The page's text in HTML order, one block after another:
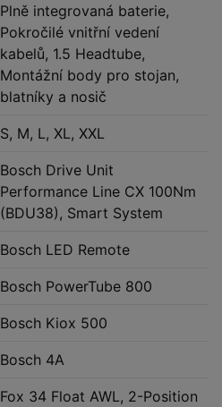
Plně integrovaná baterie,
Pokročilé vnitřní vedení
kabelů, 1.5 Headtube,
Montážní body pro stojan,
blatníky a nosič
S, M, L, XL, XXL
Bosch Drive Unit
Performance Line CX 100Nm
(BDU38), Smart System
Bosch LED Remote
Bosch PowerTube 800
Bosch Kiox 500
Bosch 4A
Fox 34 Float AWL, 2-Position